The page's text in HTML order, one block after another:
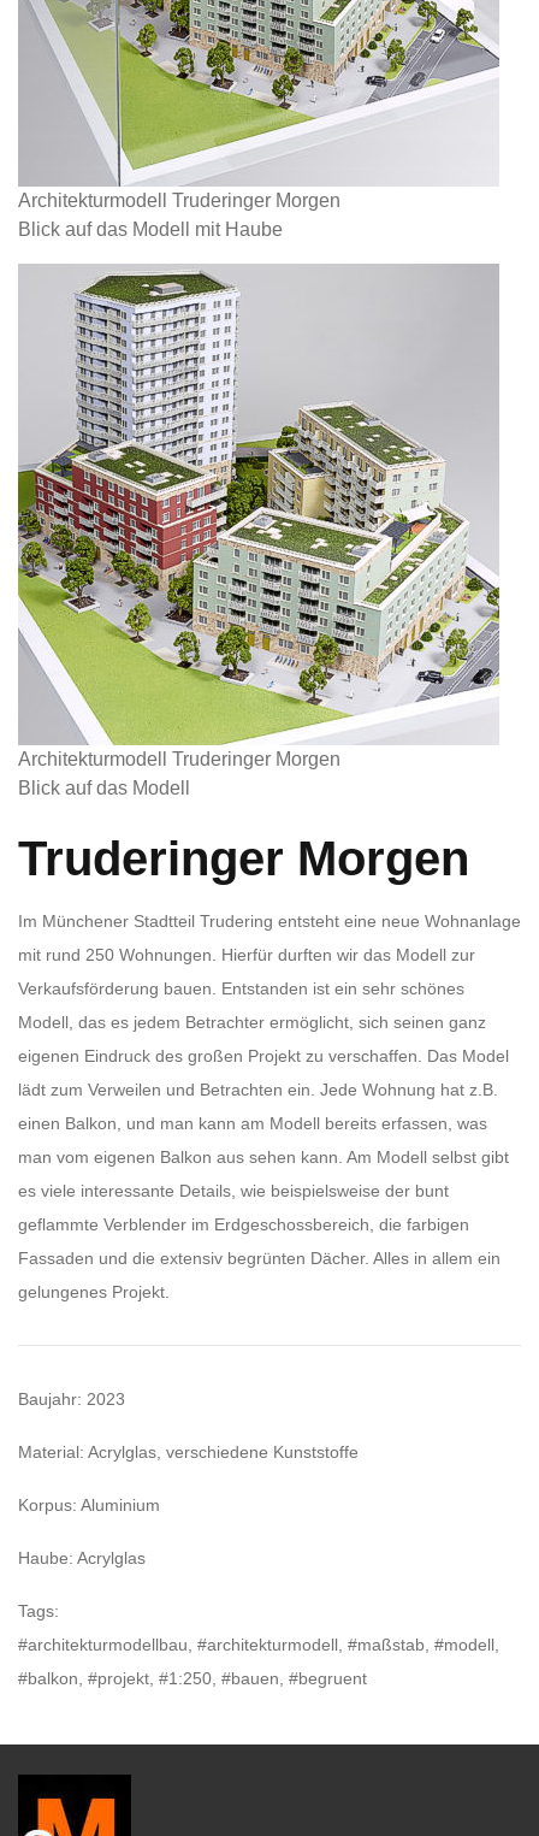
Architekturmodell Truderinger Morgen
Blick auf das Modell mit Haube
Architekturmodell Truderinger Morgen
Blick auf das Modell
Truderinger Morgen
Im Münchener Stadtteil Trudering entsteht eine neue Wohnanlage
mit rund 250 Wohnungen. Hierfür durften wir das Modell zur
Verkaufsförderung bauen. Entstanden ist ein sehr schönes
Modell, das es jedem Betrachter ermöglicht, sich seinen ganz
eigenen Eindruck des großen Projekt zu verschaffen. Das Model
lädt zum Verweilen und Betrachten ein. Jede Wohnung hat z.B.
einen Balkon, und man kann am Modell bereits erfassen, was
man vom eigenen Balkon aus sehen kann. Am Modell selbst gibt
es viele interessante Details, wie beispielsweise der bunt
geflammte Verblender im Erdgeschossbereich, die farbigen
Fassaden und die extensiv begrünten Dächer. Alles in allem ein
gelungenes Projekt.
Baujahr: 2023
Material: Acrylglas, verschiedene Kunststoffe
Korpus: Aluminium
Haube: Acrylglas
Tags:
#architekturmodellbau, #architekturmodell, #maßstab, #modell,
#balkon, #projekt, #1:250, #bauen, #begruent